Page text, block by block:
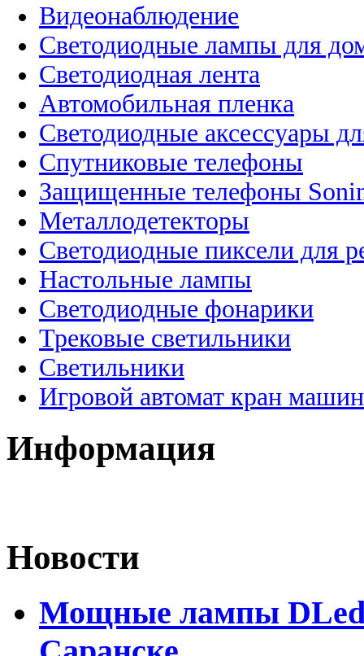
Видеонаблюдение
Светодиодные лампы для
Светодиодная лента
Автомобильная пленка
Светодиодные аксессуары
Спутниковые телефоны
Защищенные телефоны
Металлодетекторы
Светодиодные пиксели для
Настольные лампы
Светодиодные фонарики
Трековые светильники
Светильники
Игровой автомат кран
Информация
Новости
Мощные лампы DLed